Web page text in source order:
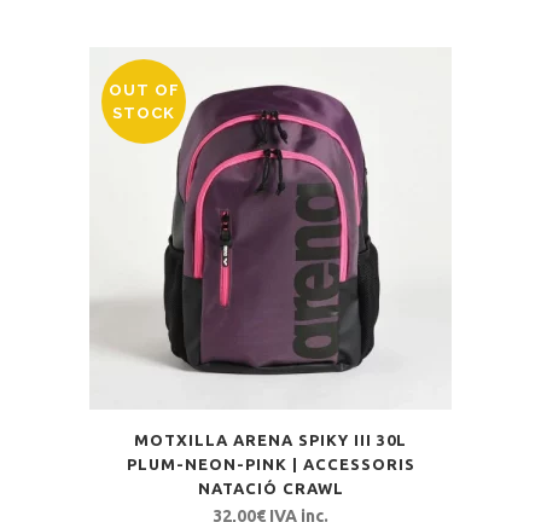
OUT OF
STOCK
MOTXILLA ARENA SPIKY III 30L
PLUM-NEON-PINK | ACCESSORIS
NATACIÓ CRAWL
32,00€ IVA inc.